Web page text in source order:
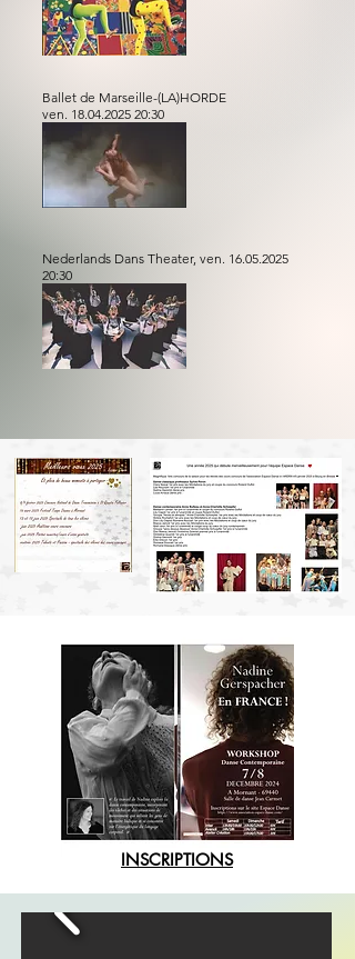
Ballet de Marseille-(LA)HORDE
ven. 18.04.2025 20:30
Nederlands Dans Theater, ven. 16.05.2025
20:30
INSCRIPTIONS